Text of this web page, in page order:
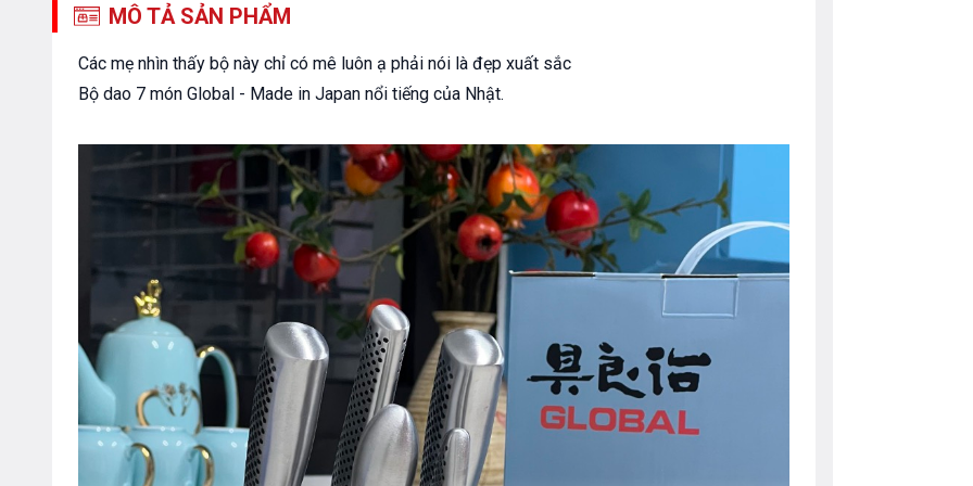
MÔ TẢ SẢN PHẨM
Các mẹ nhìn thấy bộ này chỉ có mê luôn ạ phải nói là đẹp xuất sắc
Bộ dao 7 món Global - Made in Japan nổi tiếng của Nhật.